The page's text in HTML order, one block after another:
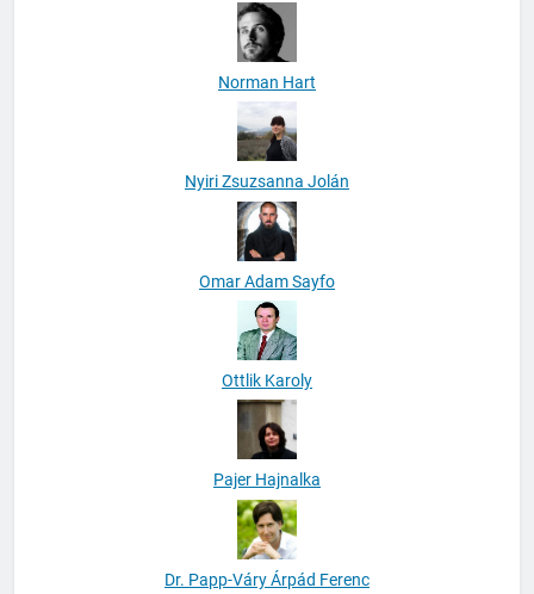
Norman Hart
Nyiri Zsuzsanna Jolán
Omar Adam Sayfo
Ottlik Karoly
Pajer Hajnalka
Dr. Papp-Váry Árpád Ferenc